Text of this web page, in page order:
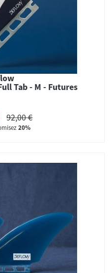
Tab - M - Futures
92,00 €
20%